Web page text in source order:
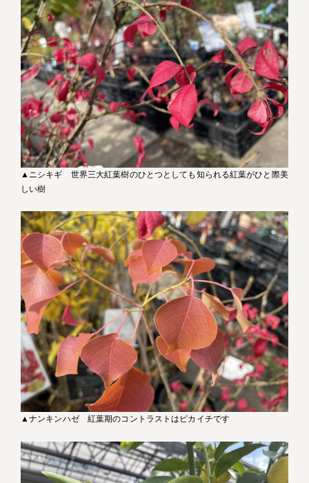
▲ニシキギ 世界三大紅葉樹のひとつとしても知られる紅葉がひと際美
しい樹
▲ナンキンハゼ 紅葉期のコントラストはピカイチです